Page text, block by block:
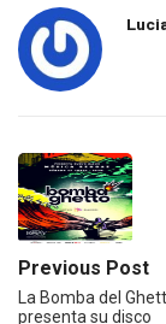
Previous Post
La Bomba del
presenta su disco